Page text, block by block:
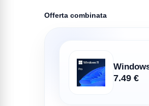
Offerta combinata
7.49 €